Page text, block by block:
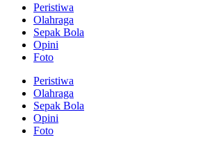
Peristiwa
Olahraga
Sepak Bola
Opini
Foto
Peristiwa
Olahraga
Sepak Bola
Opini
Foto